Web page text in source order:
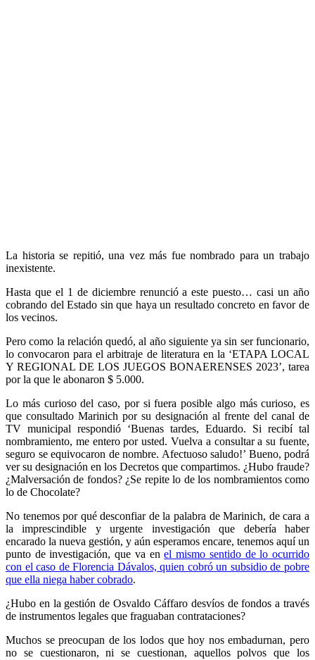
La historia se repitió, una vez más fue nombrado para un trabajo
inexistente.
Hasta que el 1 de diciembre renunció a este puesto… casi un año
cobrando del Estado sin que haya un resultado concreto en favor de
los vecinos.
Pero como la relación quedó, al año siguiente ya sin ser funcionario,
lo convocaron para el arbitraje de literatura en la ‘ETAPA LOCAL
Y REGIONAL DE LOS JUEGOS BONAERENSES 2023’, tarea
por la que le abonaron $ 5.000.
Lo más curioso del caso, por si fuera posible algo más curioso, es
que consultado Marinich por su designación al frente del canal de
TV municipal respondió ‘Buenas tardes, Eduardo. Si recibí tal
nombramiento, me entero por usted. Vuelva a consultar a su fuente,
seguro se equivocaron de nombre. Afectuoso saludo!’ Bueno, podrá
ver su designación en los Decretos que compartimos. ¿Hubo fraude?
¿Malversación de fondos? ¿Se repite lo de los nombramientos como
lo de Chocolate?
No tenemos por qué desconfiar de la palabra de Marinich, de cara a
la imprescindible y urgente investigación que debería haber
encarado la nueva gestión, y aún esperamos encare, tenemos aquí un
punto de investigación, que va enel mismo sentido de lo ocurrido
con el caso de Florencia Dávalos, quien cobró un subsidio de pobre
que ella niega haber cobrado.
¿Hubo en la gestión de Osvaldo Cáffaro desvíos de fondos a través
de instrumentos legales que fraguaban contrataciones?
Muchos se preocupan de los lodos que hoy nos embadurnan, pero
no se cuestionaron, ni se cuestionan, aquellos polvos que los